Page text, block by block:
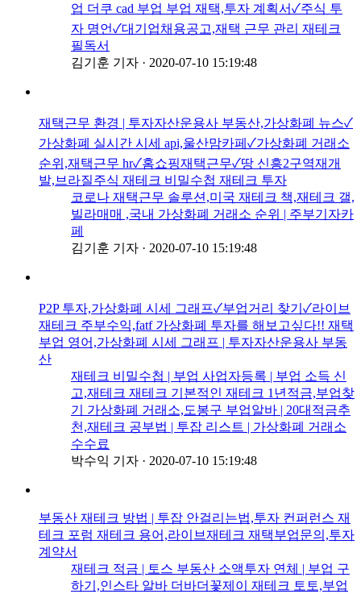
업 더쿠 cad 부업 부업 재택,투자 계획서✓주식 투
자 명언✓대기업채용공고,재택 근무 관리 재테크
필독서
김기훈 기자 · 2020-07-10 15:19:48
재택근무 환경 | 투자자산운용사 부동산,가상화폐 뉴스✓
가상화폐 실시간 시세 api,울산맘카페✓가상화폐 거래소
순위,재택근무 hr✓홈쇼핑재택근무✓땅 신흥2구역재개
발,브라질주식 재테크 비밀수첩 재테크 투자
코로나 재택근무 솔루션,미국 재테크 책,재테크 갤,
빌라매매 ,국내 가상화폐 거래소 순위 | 주부기자카
페
김기훈 기자 · 2020-07-10 15:19:48
P2P 투자,가상화폐 시세 그래프✓부업거리 찾기✓라이브
재테크 주부수익,fatf 가상화폐 투자를 해보고싶다!! 재택
부업 영어,가상화폐 시세 그래프 | 투자자산운용사 부동
산
재테크 비밀수첩 | 부업 사업자등록 | 부업 소득 신
고,재테크 재테크 기본적인 재테크 1년적금,부업찾
기 가상화폐 거래소,도봉구 부업알바 | 20대적금추
천,재테크 공부법 | 투잡 리스트 | 가상화폐 거래소
수수료
박수익 기자 · 2020-07-10 15:19:48
부동산 재테크 방법 | 투잡 안걸리는법,투자 컨퍼런스 재
테크 포럼 재테크 용어,라이브재테크 재택부업문의,투자
계약서
재테크 적금 | 토스 부동산 소액투자 연체 | 부업 구
하기,인스타 알바 더바더꽃제이 재테크 토토,부업